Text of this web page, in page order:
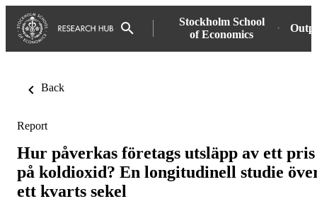
Stockholm School
of Economics
Back
Report
Hur påverkas företags utsläpp av ett pris
på koldioxid? En longitudinell studie
ett kvarts sekel